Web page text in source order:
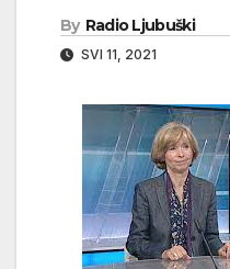
By Radio Ljubuški
SVI 11, 2021